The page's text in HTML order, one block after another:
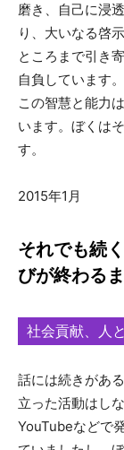
磨き、自己に浸
り、大いなる啓
ところまで引き
自負しています。
この智慧と能力
います。ぼくは
す。
2015年1月
それでも続
びが終わる
社会貢献、人
話には続きがあ
立った活動はし
YouTubeなどで